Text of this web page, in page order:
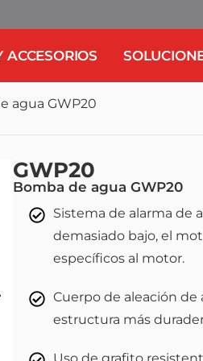
ACCESORIOS
agua GWP20
GWP20
Bomba de agua GWP20
Sistema de alarma de
demasiado bajo, el
específicos al motor.
Cuerpo de aleación
estructura más
Uso de grafito